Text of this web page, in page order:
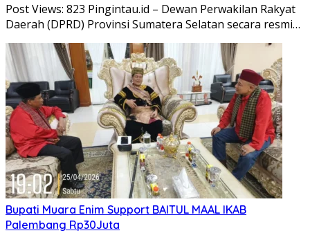
Post Views: 823 Pingintau.id – Dewan Perwakilan Rakyat
Daerah (DPRD) Provinsi Sumatera Selatan secara resmi…
Bupati Muara Enim Support BAITUL MAAL IKAB
Palembang Rp30Juta